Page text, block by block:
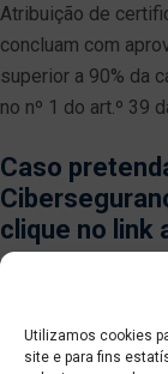
Utilizamos cookies
site e para fins
Atribuição de
concluam com
superior a 90% da
no nº 1 do art.º 39
Caso
clique no link
Inscrição no